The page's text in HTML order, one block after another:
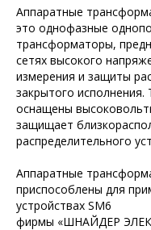
Аппаратные
это однофазные
трансформаторы,
сетях высокого
измерения и защиты
закрытого
оснащены
защищает
распределительного
Аппаратные
приспособлены для
устройствах SM6
фирмы «ШНАЙДЕР